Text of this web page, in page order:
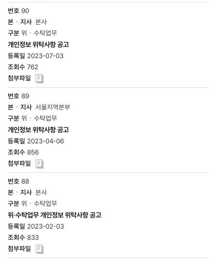
90
본사
위ㆍ수탁업무
개인정보 위탁사항 공고
2023-07-03
762
89
서울지역본부
위ㆍ수탁업무
개인정보 위탁사항 공고
2023-04-06
856
88
본사
위ㆍ수탁업무
위·수탁업무 개인정보 위탁사항 공고
2023-02-03
833